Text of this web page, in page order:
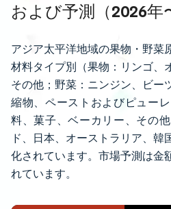
および予測（2026年
アジア太平洋地域の果物・野菜
材料タイプ別（果物：リンゴ、
その他；野菜：ニンジン、ビー
縮物、ペーストおよびピュー
料、菓子、ベーカリー、その
ド、日本、オーストラリア、韓
化されています。市場予測は金
れています。